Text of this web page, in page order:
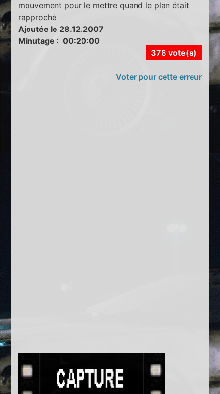
mouvement pour le mettre quand le plan était
rapproché
Ajoutée le 28.12.2007
Minutage : 00:20:00
378 vote(s)
Voter pour cette erreur